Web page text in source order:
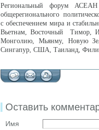
Региональный форум
общерегионального
с обеспечением мира и
Вьетнам, Восточный Тимор,
Монголию, Мьянму, Новую
Сингапур, США, Таиланд,
Оставить
Имя